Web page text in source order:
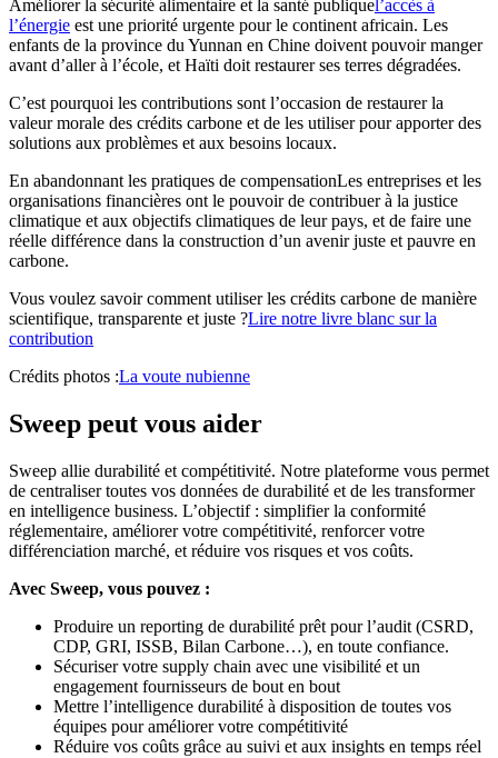
Améliorer la sécurité alimentaire et la santé publiquel’accès à
l’énergie est une priorité urgente pour le continent africain. Les
enfants de la province du Yunnan en Chine doivent pouvoir manger
avant d’aller à l’école, et Haïti doit restaurer ses terres dégradées.
C’est pourquoi les contributions sont l’occasion de restaurer la
valeur morale des crédits carbone et de les utiliser pour apporter des
solutions aux problèmes et aux besoins locaux.
En abandonnant les pratiques de compensationLes entreprises et les
organisations financières ont le pouvoir de contribuer à la justice
climatique et aux objectifs climatiques de leur pays, et de faire une
réelle différence dans la construction d’un avenir juste et pauvre en
carbone.
Vous voulez savoir comment utiliser les crédits carbone de manière
scientifique, transparente et juste ?Lire notre livre blanc sur la
contribution
Crédits photos :La voute nubienne
Sweep peut vous aider
Sweep allie durabilité et compétitivité. Notre plateforme vous permet
de centraliser toutes vos données de durabilité et de les transformer
en intelligence business. L’objectif : simplifier la conformité
réglementaire, améliorer votre compétitivité, renforcer votre
différenciation marché, et réduire vos risques et vos coûts.
Avec Sweep, vous pouvez :
Produire un reporting de durabilité prêt pour l’audit (CSRD,
CDP, GRI, ISSB, Bilan Carbone…), en toute confiance.
Sécuriser votre supply chain avec une visibilité et un
engagement fournisseurs de bout en bout
Mettre l’intelligence durabilité à disposition de toutes vos
équipes pour améliorer votre compétitivité
Réduire vos coûts grâce au suivi et aux insights en temps réel